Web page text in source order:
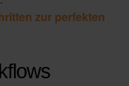
zur perfekten